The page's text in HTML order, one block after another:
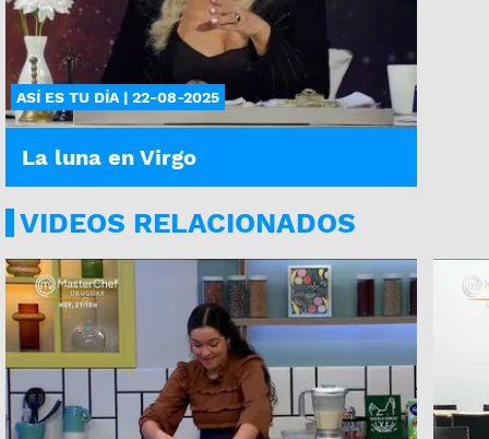
ASÍ ES TU DÍA | 22-08-2025
La luna en Virgo
VIDEOS RELACIONADOS